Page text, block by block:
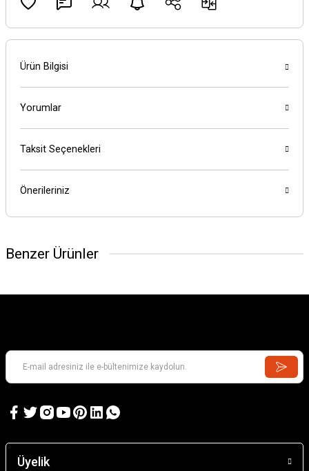
Ürün Bilgisi
Yorumlar
Taksit Seçenekleri
Önerileriniz
Benzer Ürünler
Üyelik